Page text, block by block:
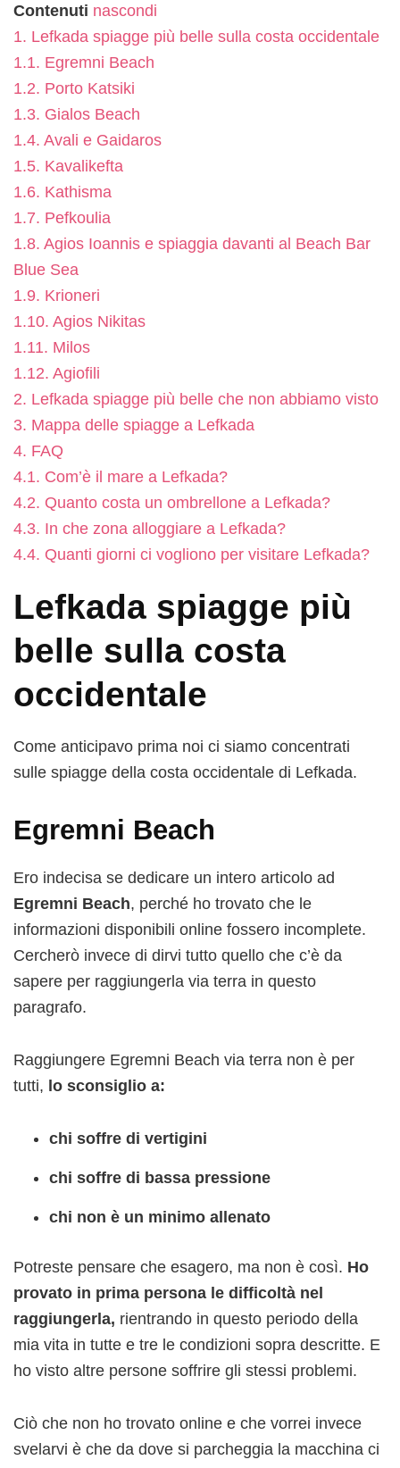
Contenuti nascondi
1. Lefkada spiagge più belle sulla costa occidentale
1.1. Egremni Beach
1.2. Porto Katsiki
1.3. Gialos Beach
1.4. Avali e Gaidaros
1.5. Kavalikefta
1.6. Kathisma
1.7. Pefkoulia
1.8. Agios Ioannis e spiaggia davanti al Beach Bar
Blue Sea
1.9. Krioneri
1.10. Agios Nikitas
1.11. Milos
1.12. Agiofili
2. Lefkada spiagge più belle che non abbiamo visto
3. Mappa delle spiagge a Lefkada
4. FAQ
4.1. Com’è il mare a Lefkada?
4.2. Quanto costa un ombrellone a Lefkada?
4.3. In che zona alloggiare a Lefkada?
4.4. Quanti giorni ci vogliono per visitare Lefkada?
Lefkada spiagge più
belle sulla costa
occidentale
Come anticipavo prima noi ci siamo concentrati
sulle spiagge della costa occidentale di Lefkada.
Egremni Beach
Ero indecisa se dedicare un intero articolo ad
Egremni Beach, perché ho trovato che le
informazioni disponibili online fossero incomplete.
Cercherò invece di dirvi tutto quello che c’è da
sapere per raggiungerla via terra in questo
paragrafo.
Raggiungere Egremni Beach via terra non è per
tutti, lo sconsiglio a:
chi soffre di vertigini
chi soffre di bassa pressione
chi non è un minimo allenato
Potreste pensare che esagero, ma non è così. Ho
provato in prima persona le difficoltà nel
raggiungerla, rientrando in questo periodo della
mia vita in tutte e tre le condizioni sopra descritte. E
ho visto altre persone soffrire gli stessi problemi.
Ciò che non ho trovato online e che vorrei invece
svelarvi è che da dove si parcheggia la macchina ci